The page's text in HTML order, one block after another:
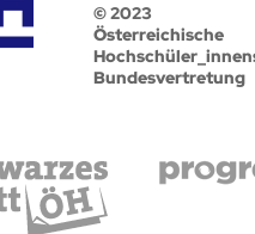
© 2023
Österreichische
Bundesvertretung